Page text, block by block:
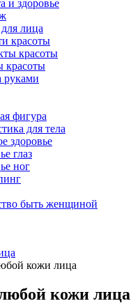
и здоровье
лица
красоты
красоты
красоты
руками
фигура
для тела
здоровье
глаз
ног
быть женщиной
кожи лица
кожи лица